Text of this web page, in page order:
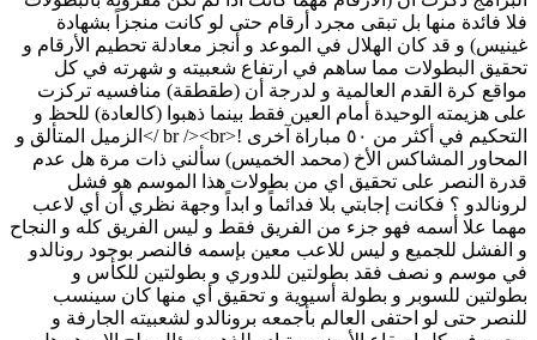
فلا فائدة منها بل تبقى مجرد أرقام حتى لو كانت منجزاً بشهادة
غينيس) و قد كان الهلال في الموعد و أنجز معادلة تحطيم الأرقام و
تحقيق البطولات مما ساهم في ارتفاع شعبيته و شهرته في كل
مواقع كرة القدم العالمية و لدرجة أن (طقطقة) منافسيه تركزت
على هزيمته الوحيدة أمام العين فقط بينما ذهبوا (كالعادة) للحظ و
التحكيم في أكثر من ٥٠ مباراة آخرى !<br /><br />الزميل المتألق و
المحاور المشاكس الأخ (محمد الخميس) سألني ذات مرة هل عدم
قدرة النصر على تحقيق اي من بطولات هذا الموسم هو فشل
لرونالدو ؟ فكانت إجابتي بلا فدائماً و ابداً وجهة نظري أن أي لاعب
مهما علا أسمه فهو جزء من الفريق فقط و ليس الفريق كله و النجاح
و الفشل للجميع و ليس للاعب معين بإسمه فالنصر بوجود رونالدو
في موسم و نصف فقد بطولتين للدوري و بطولتين للكأس و
بطولتين للسوبر و بطولة أسيوية و تحقيق أي منها كان سينسب
للنصر حتى لو احتفى العالم بأجمعه برونالدو لشعبيته الجارفة و